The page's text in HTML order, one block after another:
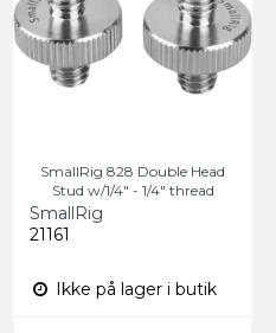
SmallRig 828 Double Head
Stud w/1/4" - 1/4" thread
SmallRig
21161
Ikke på lager i butik